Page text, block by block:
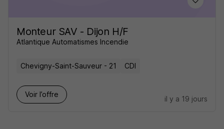
Monteur SAV - Dijon H/F
Atlantique Automatismes Incendie
Chevigny-Saint-Sauveur - 21 CDI
Voir l’offre
il y a 19 jours